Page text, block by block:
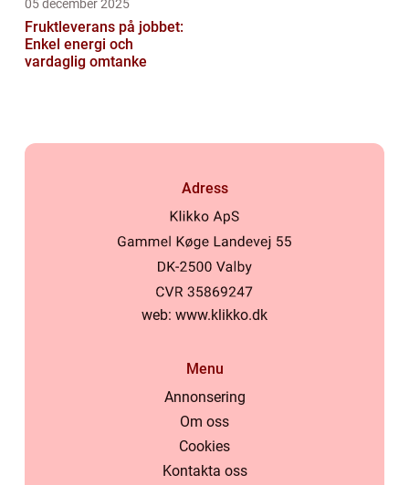
05 december 2025
Fruktleverans på jobbet:
Enkel energi och
vardaglig omtanke
Adress
web: www.klikko.dk
Menu
Annonsering
Om oss
Cookies
Kontakta oss